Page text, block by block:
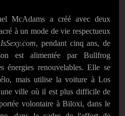
McAdams a créé avec deux
à un mode de vie respectueux
, pendant cinq ans, de
est alimentée par Bullfrog
énergies renouvelables. Elle se
mais utilise la voiture à Los
ville où il est plus difficile de
volontaire à Biloxi, dans le